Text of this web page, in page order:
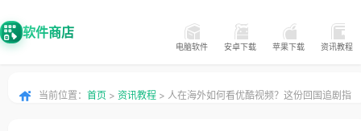
软件商店
电脑软件 安卓下载 苹果下载 资讯教程
当前位置： 首页 > 资讯教程 > 人在海外如何看优酷视频？这份回国追剧指